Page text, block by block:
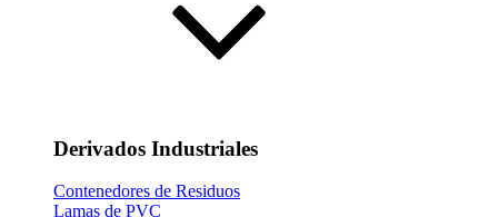
Derivados Industriales
Contenedores de Residuos
Lamas de PVC